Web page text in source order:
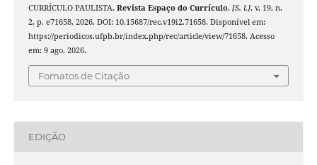
CURRÍCULO PAULISTA. Revista Espaço do Currículo, [S. l.], v. 19, n.
2, p. e71658, 2026. DOI: 10.15687/rec.v19i2.71658. Disponível em:
https://periodicos.ufpb.br/index.php/rec/article/view/71658. Acesso
em: 9 ago. 2026.
Fomatos de Citação
EDIÇÃO